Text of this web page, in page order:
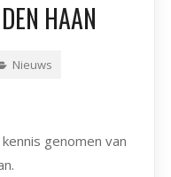
HAAN
Nieuws
genomen van